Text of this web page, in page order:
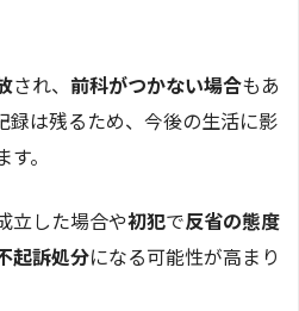
され、 前科がつかない場合もあ
録は残るため、今後の生活に影
。
立した場合や初犯で反省の態度
起訴処分になる可能性が高まり